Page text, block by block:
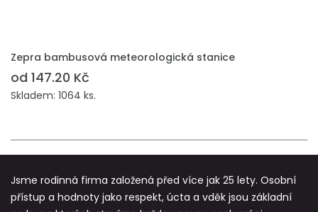
PŘIDAT DO POPTÁVKY
Zepra bambusová meteorologická stanice
od 147.20 Kč
Skladem: 1064 ks.
Jsme rodinná firma založená před více jak 25 lety. Osobní
přístup a hodnoty jako respekt, úcta a vděk jsou základní